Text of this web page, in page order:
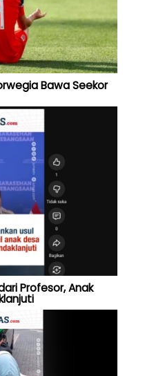
Bawa Seekor
Profesor, Anak